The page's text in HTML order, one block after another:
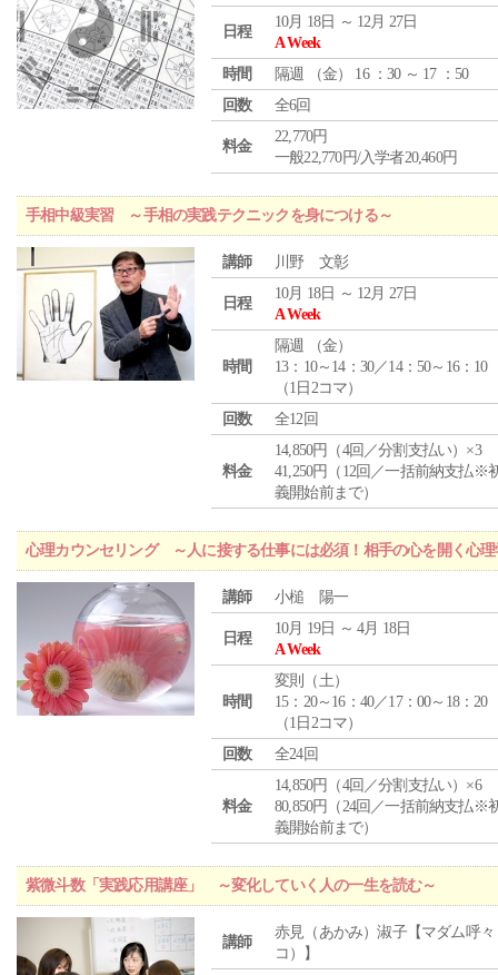
日程
10月 18日 ～ 12月 27日
A Week
時間
隔週 （金） 16 ：30 ～ 17 ：50
回数
全6回
料金
22,770円
一般22,770円/入学者20,460円
手相中級実習 ～手相の実践テクニックを身につける～
講師 川野 文彰
日程
10月 18日 ～ 12月 27日
A Week
時間
隔週 （金）
13：10～14：30／14：50～16：10
（1日2コマ）
回数
全12回
料金
14,850円（4回／分割支払い）×3
41,250円（12回／一括前納支払※
義開始前まで）
心理カウンセリング ～人に接する仕事には必須！相手の心を開く心理
講師 小槌 陽一
日程
10月 19日 ～ 4月 18日
A Week
時間
変則（土）
15：20～16：40／17：00～18：20
（1日2コマ）
回数
全24回
料金
14,850円（4回／分割支払い）×6
80,850円（24回／一括前納支払※
義開始前まで）
紫微斗数「実践応用講座」 ～変化していく人の一生を読む～
講師
赤見（あかみ）淑子【マダム呼々
コ）】